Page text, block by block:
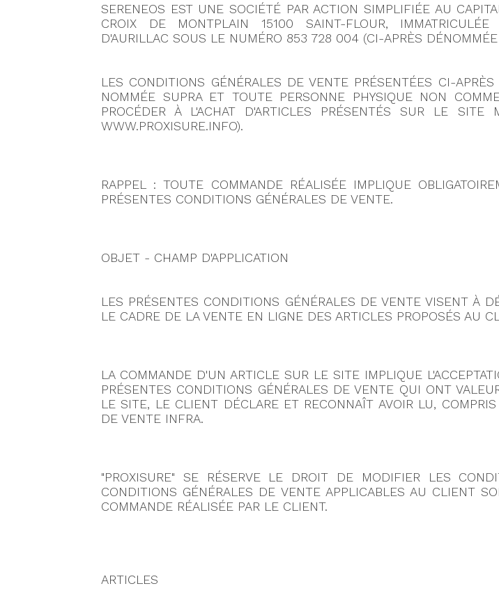
SERENEOS EST UNE SOCIÉTÉ PAR ACTION SIMPLIFIÉE AU
CROIX DE MONTPLAIN 15100 SAINT-FLOUR,
D'AURILLAC SOUS LE NUMÉRO 853 728 004 (CI-APRÈS DÉNOMMÉE
LES CONDITIONS GÉNÉRALES DE VENTE PRÉSENTÉES CI-
NOMMÉE SUPRA ET TOUTE PERSONNE PHYSIQUE NON
PROCÉDER À L'ACHAT D'ARTICLES PRÉSENTÉS SUR LE SITE
WWW.PROXISURE.INFO).
RAPPEL : TOUTE COMMANDE RÉALISÉE IMPLIQUE
PRÉSENTES CONDITIONS GÉNÉRALES DE VENTE.
OBJET - CHAMP D'APPLICATION
LES PRÉSENTES CONDITIONS GÉNÉRALES DE VENTE VISENT À
LE CADRE DE LA VENTE EN LIGNE DES ARTICLES PROPOSÉS AU
LA COMMANDE D'UN ARTICLE SUR LE SITE IMPLIQUE
PRÉSENTES CONDITIONS GÉNÉRALES DE VENTE QUI ONT
LE SITE, LE CLIENT DÉCLARE ET RECONNAÎT AVOIR LU,
DE VENTE INFRA.
"PROXISURE" SE RÉSERVE LE DROIT DE MODIFIER LES
CONDITIONS GÉNÉRALES DE VENTE APPLICABLES AU CLIENT
COMMANDE RÉALISÉE PAR LE CLIENT.
ARTICLES